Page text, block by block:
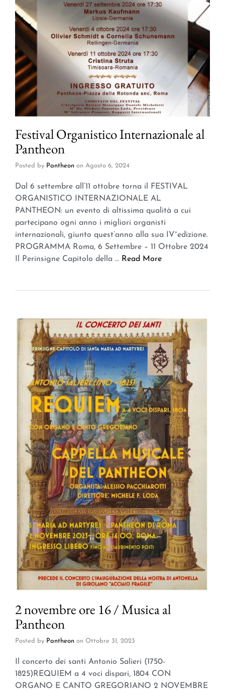
Festival Organistico Internazionale al
Pantheon
Posted by Pantheon on Agosto 6, 2024
Dal 6 settembre all’11 ottobre torna il FESTIVAL
ORGANISTICO INTERNAZIONALE AL
PANTHEON: un evento di altissima qualità a cui
partecipano ogni anno i migliori organisti
internazionali, giunto quest’anno alla sua IV°edizione.
PROGRAMMA Roma, 6 Settembre – 11 Ottobre 2024
Il Perinsigne Capitolo della … Read More
2 novembre ore 16 / Musica al
Pantheon
Posted by Pantheon on Ottobre 31, 2023
Il concerto dei santi Antonio Salieri (1750-
1825)REQUIEM a 4 voci dispari, 1804 CON
ORGANO E CANTO GREGORIANO 2 NOVEMBRE